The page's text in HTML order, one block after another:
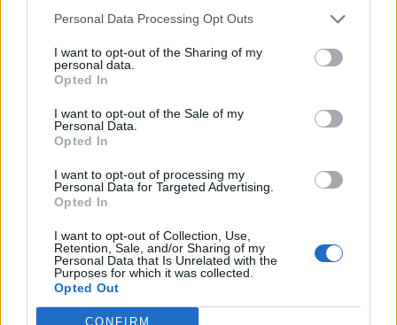
Personal Data Processing Opt Outs
I want to opt-out of the Sharing of my
personal data.
Opted In
I want to opt-out of the Sale of my
Personal Data.
Opted In
I want to opt-out of processing my
Personal Data for Targeted Advertising.
Opted In
I want to opt-out of Collection, Use,
Retention, Sale, and/or Sharing of my
Personal Data that Is Unrelated with the
Purposes for which it was collected.
Opted Out
CONFIRM
Super League 2: Τριπλή «ενίσχυση» για Ξάνθη
– Παρελθόν τρεις παίκτες
Μπορεί το πρωτάθλημα να έχει ολοκληρωθεί για τον